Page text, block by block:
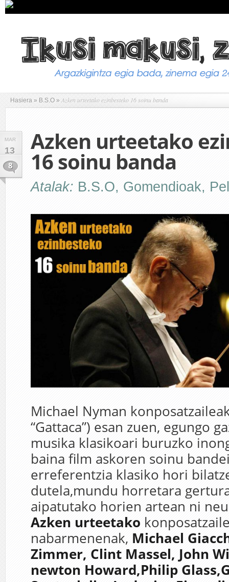
Hasiera » B.S.O » Azken urteetako ezinbesteko 16 soinu banda
MAR
13
8
Azken urteetako
16 soinu banda
Atalak: B.S.O, Gomendioak,
Michael Nyman
“Gattaca”) esan zuen, egungo
musika klasikoari buruzko
baina film askoren soinu
erreferentzia klasiko hori
dutela,mundu horretara
aipatutako horien artean ni
Azken urteetako
nabarmenenak, Michael
Zimmer, Clint Massel, John
newton Howard,Philip